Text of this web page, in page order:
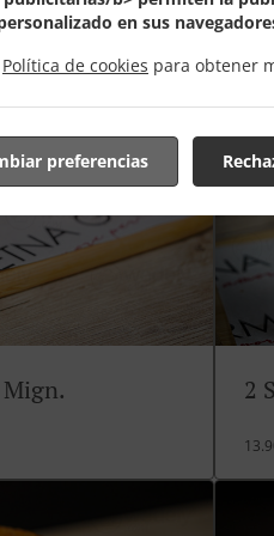
en sus
Política de cookies para obtener
preferencias
Mign. 2